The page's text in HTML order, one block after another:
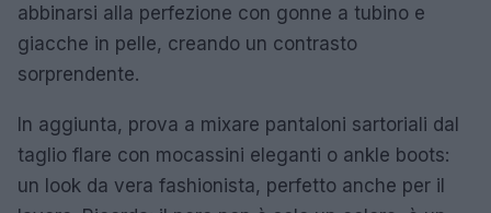
abbinarsi alla perfezione con gonne a tubino e
giacche in pelle, creando un contrasto
sorprendente.
In aggiunta, prova a mixare pantaloni sartoriali dal
taglio flare con mocassini eleganti o ankle boots:
un look da vera fashionista, perfetto anche per il